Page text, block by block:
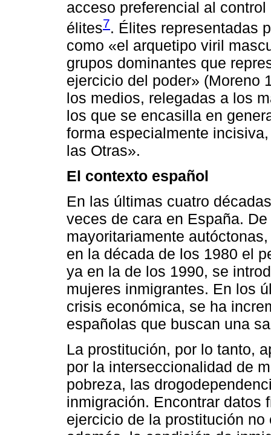
acceso preferencial al
élites7. Élites representadas
como «el arquetipo viril
grupos dominantes que
ejercicio del poder» (Moreno
los medios, relegadas a los
los que se encasilla en
forma especialmente
las Otras».
El contexto español
En las últimas cuatro
veces de cara en España.
mayoritariamente
en la década de los 1980 el
ya en la de los 1990, se
mujeres inmigrantes. En los
crisis económica, se ha
españolas que buscan una
La prostitución, por lo tanto,
por la interseccionalidad de
pobreza, las
inmigración. Encontrar datos
ejercicio de la prostitución